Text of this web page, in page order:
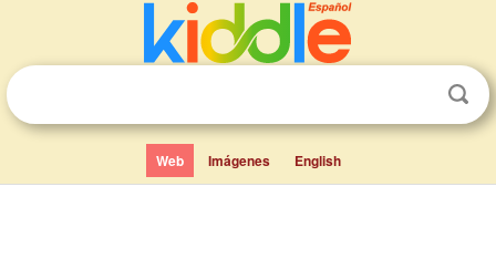
Web Imágenes English